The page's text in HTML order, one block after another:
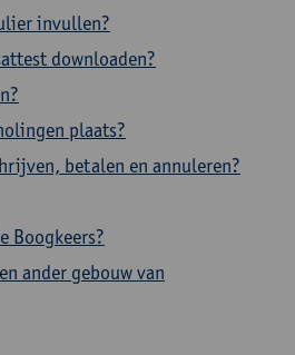
invullen?
downloaden?
plaats?
betalen en annuleren?
Boogkeers?
ander gebouw van